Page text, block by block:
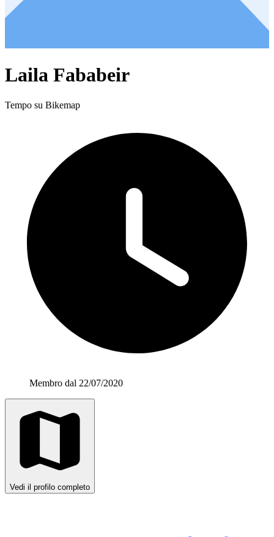
Laila Fababeir
Tempo su Bikemap
Membro dal 22/07/2020
Vedi il profilo completo